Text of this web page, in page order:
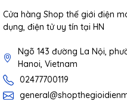
gấp đôi cho hiệu suất làm
điện từ Zhiwuzhu còn có thể
mức nhiệt khác nhau, đáp
đa dạng các món ăn từ chiên,
Cửa hàng Shop thế giới điện
dụng, điện tử uy tín tại HN
Ngõ 143 đường La Nội,
Hanoi, Vietnam
02477700119